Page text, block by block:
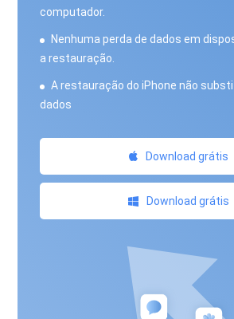
computador.
Nenhuma perda de dados em
a restauração.
A restauração do iPhone não
dados
Download grátis
Download grátis